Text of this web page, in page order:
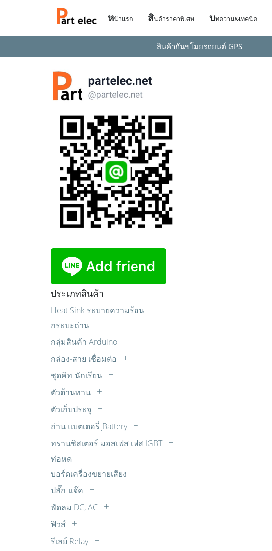
หน้าแรก สินค้าราคาพิเศษ บทความ&เทคนิค
สินค้ากันขโมยรถยนต์ GPS
ประเภทสินค้า
Heat Sink ระบายความร้อน
กระบะถ่าน
กลุ่มสินค้า Arduino
Sensor เซ็นเซอร์
บอร์ดขับมอเตอร์
บอร์ดรีเลย์
มอเตอร์ต่างๆ
หน้าจอแสดงผล
กล่อง-สาย เชื่อมต่อ
กล่องแปลงสัญญาณ
สายปลั๊กไฟ AC
สายสัญญาณเสียง AUDIO
สายเพื่อการทดลอง
ชุดคิท-นักเรียน
ควบคุมไฟ AC ด้วยแสง เสียง รีโมท ตั้ง
เวลา
ชุดคิทสำหรับผู้เริ่มต้น
ชุดหุ่นยนต์
ชุดไมโครคอนโทรลเลอร์
พลังงาน โซลาร์เซลล์
วงจรขยายเสียง ปรับแต่งเสียง
วงจรควบคุมความเร็วมอเตอร์ DC
วงจรตัวเลขจัมโบ้ วงจรขับ และไฟกระ
วงจรนาฬิกาและจับเวลา
ตัวต้านทาน
LDR
R 10W
R 15W
R 1W
R 20W
R 30W
ตัวต้านทานปรับค่าได้ 30W
ตัวเก็บประจุ
Cap. มอเตอร์สตาร์ท
อิเล็กโตรไลต์
ไมล่าร์
ถ่าน แบตเตอรี่ ฺBattery
ถ่านคาร์บอนซิงค์
ทรานซิสเตอร์ มอสเฟส เฟส IGBT
IGBT
Transistors
TRIAC
ท่อหด
บอร์ดเครื่องขยายเสียง
ปลั๊ก-แจ๊ค
COAX
DC
พัดลม DC, AC
พัดลม AC
พัดลมทั่วไป
ฟิวส์
เทอร์โมฟิวส์
รีเลย์ Relay